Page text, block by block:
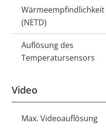
Wärmeempfindlichkeit
(NETD)
Auflösung des
Temperatursensors
Video
Eigentumsbeschreibung
Max. Videoauflösung